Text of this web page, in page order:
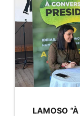
LAMOSO